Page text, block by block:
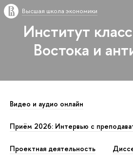
Высшая школа экономики
Институт
Востока и
Видео и аудио онлайн
Приём 2026: Интервью с
Проектная деятельность